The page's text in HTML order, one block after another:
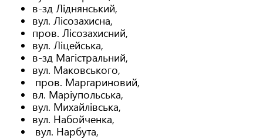
в-зд Ліднянський,
вул. Лісозахисна,
пров. Лісозахисний,
вул. Ліцейська,
в-зд Магістральний,
вул. Маковського,
пров. Маргариновий,
вл. Маріупольська,
вул. Михайлівська,
вул. Набойченка,
вул. Нарбута,